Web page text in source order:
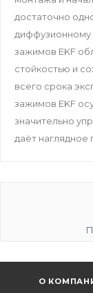
достаточно
диффузионному
зажимов EKF
стойкостью и
всего срока
зажимов EKF
значительно
даёт наглядное
О